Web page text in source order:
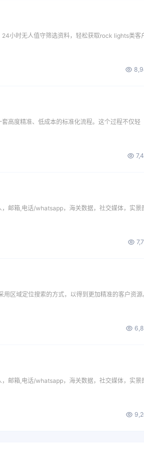
小时无人值守筛选资料，轻松获取rock lights类客
高度精准、低成本的标准化流程。这个过程不仅轻
邮箱,电话/whatsapp，海关数据，社交媒体，实景
区域定位搜索的方式，以得到更加精准的客户资源
邮箱,电话/whatsapp，海关数据，社交媒体，实景